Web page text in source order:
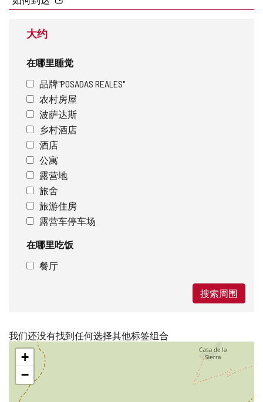
地
大约
在哪里睡觉
品牌"POSADAS REALES"
农村房屋
波萨达斯
乡村酒店
酒店
公寓
露营地
旅舍
旅游住房
露营车停车场
在哪里吃饭
餐厅
搜索周围
我们还没有找到任何选择其他标签组合
跳
地
图
+
−